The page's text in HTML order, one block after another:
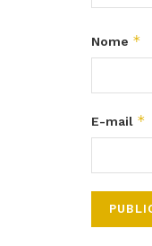
Nome *
E-mail *